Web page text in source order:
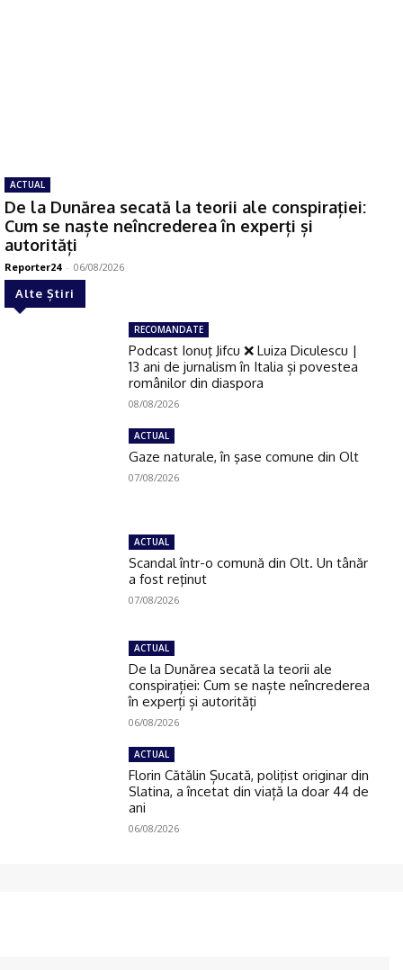
ACTUAL
De la Dunărea secată la teorii ale conspirației:
Cum se naște neîncrederea în experți și
autorități
Reporter24 - 06/08/2026
Alte Știri
RECOMANDATE
Podcast Ionuţ Jifcu ❌ Luiza Diculescu |
13 ani de jurnalism în Italia și povestea
românilor din diaspora
08/08/2026
ACTUAL
Gaze naturale, în şase comune din Olt
07/08/2026
ACTUAL
Scandal într-o comună din Olt. Un tânăr
a fost reţinut
07/08/2026
ACTUAL
De la Dunărea secată la teorii ale
conspirației: Cum se naște neîncrederea
în experți și autorități
06/08/2026
ACTUAL
Florin Cătălin Șucată, poliţist originar din
Slatina, a încetat din viață la doar 44 de
ani
06/08/2026